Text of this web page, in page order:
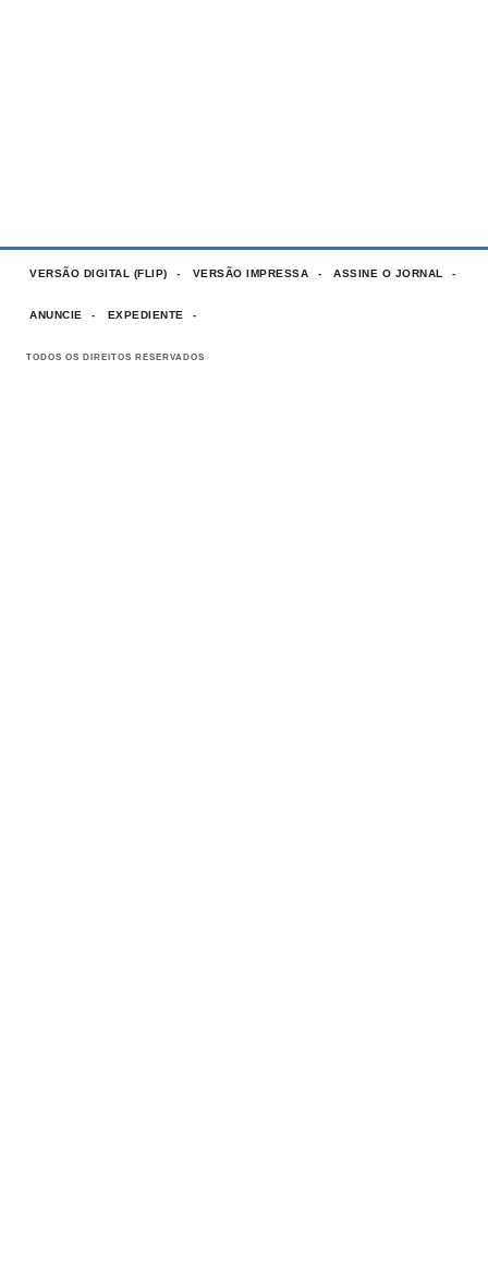
VERSÃO DIGITAL (FLIP) VERSÃO IMPRESSA ASSINE O JORNAL
ANUNCIE EXPEDIENTE
TODOS OS DIREITOS RESERVADOS